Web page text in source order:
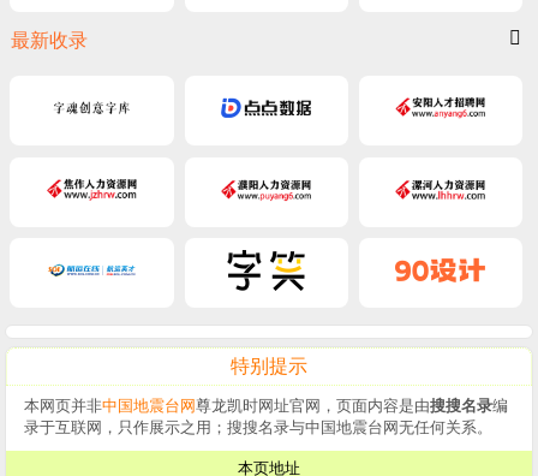
最新收录
特别提示
本网页并非中国地震台网尊龙凯时网址官网，页面内容是由搜搜名录编
录于互联网，只作展示之用；搜搜名录与中国地震台网无任何关系。
本页地址